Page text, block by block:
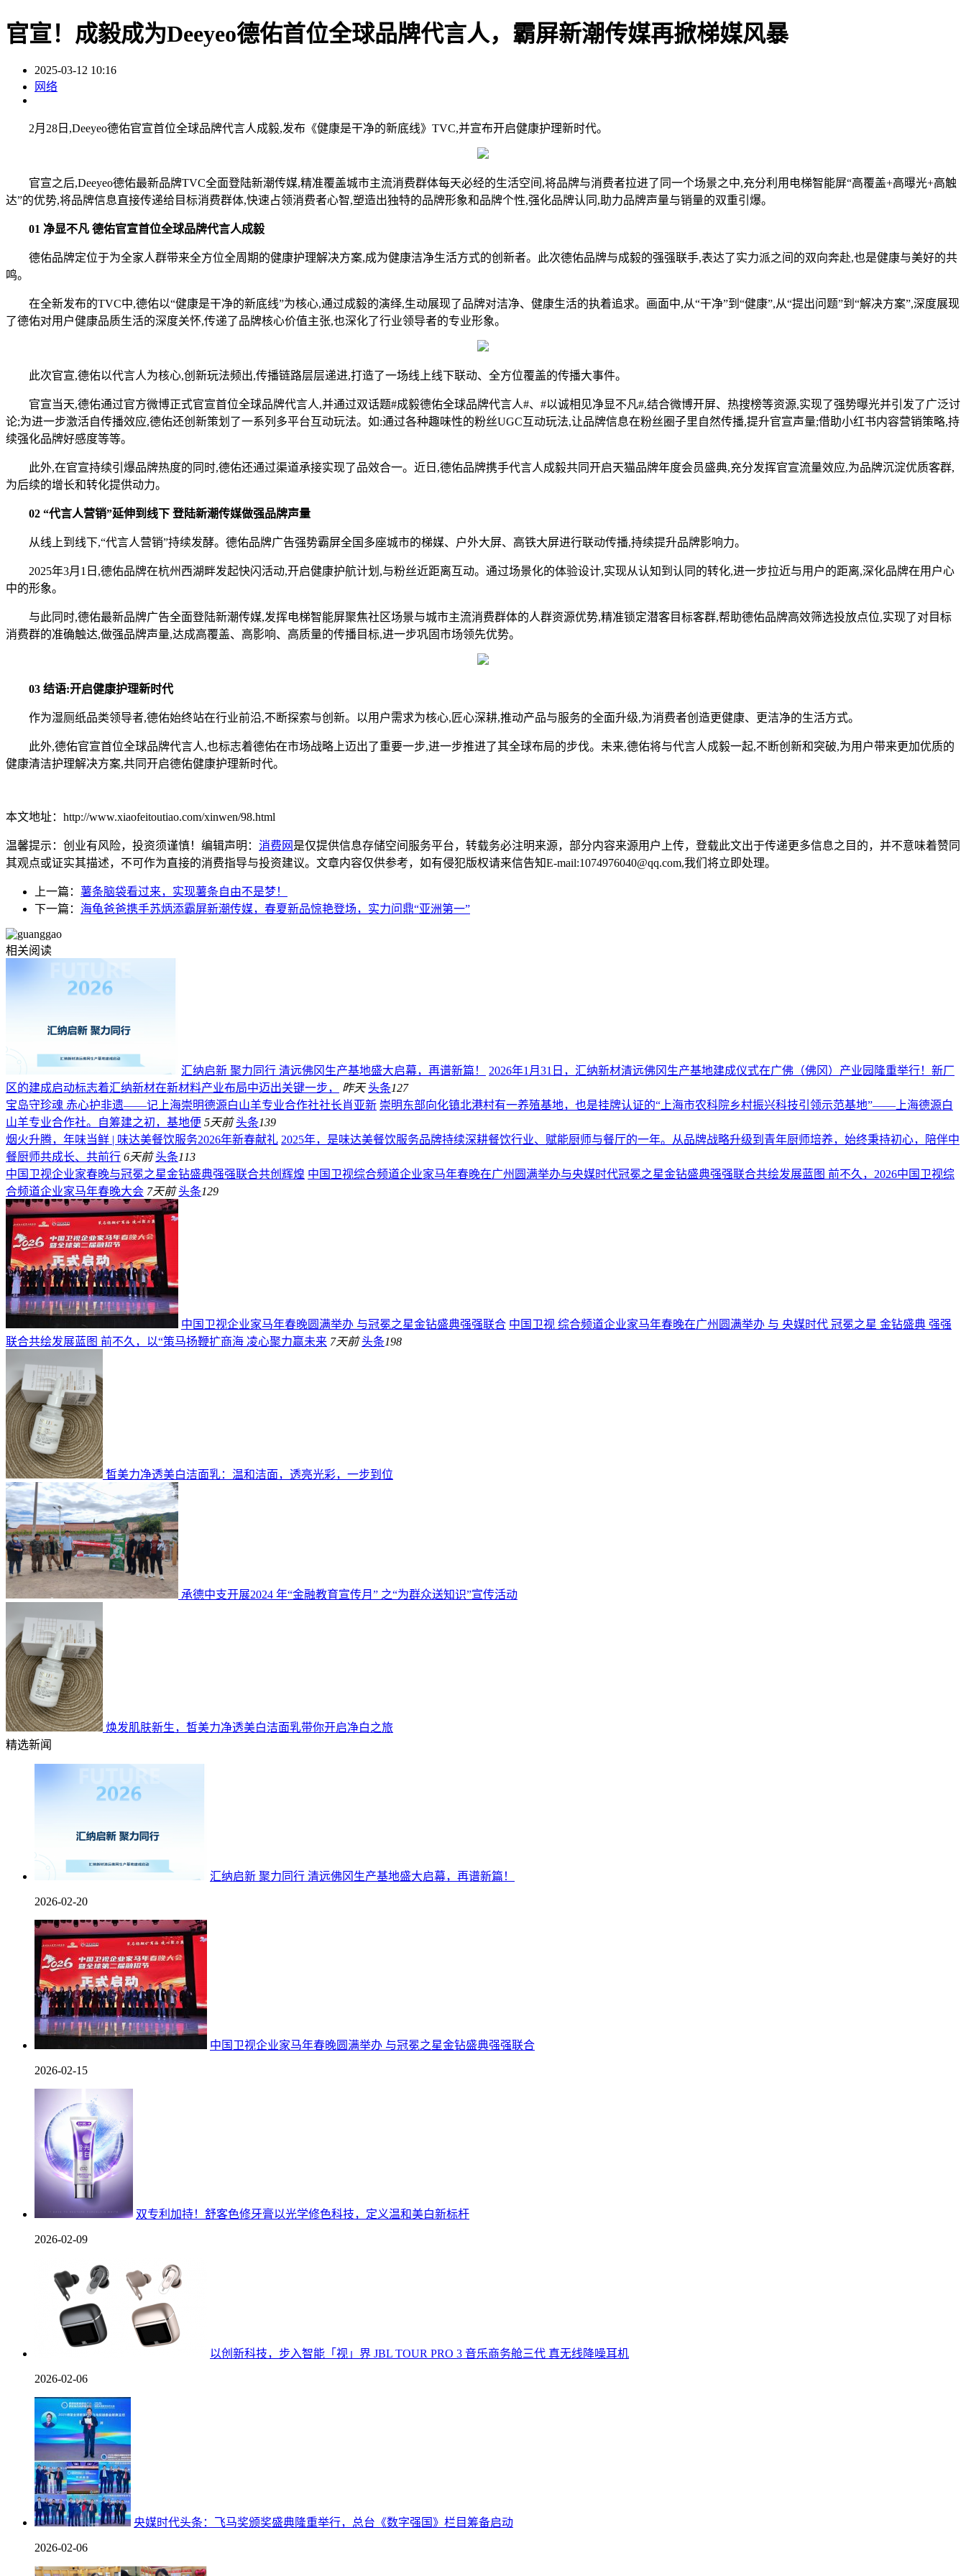
官宣！成毅成为Deeyeo德佑首位全球品牌代言人，霸屏新潮传媒再掀梯媒风暴
2025-03-12 10:16
网络
2月28日,Deeyeo德佑官宣首位全球品牌代言人成毅,发布《健康是干净的新底线》TVC,并宣布开启健康护理新时代。
官宣之后,Deeyeo德佑最新品牌TVC全面登陆新潮传媒,精准覆盖城市主流消费群体每天必经的生活空间,将品牌与消费者拉进了同一个场景之中,充分利用电梯智能屏“高覆盖+高曝光+高触
达”的优势,将品牌信息直接传递给目标消费群体,快速占领消费者心智,塑造出独特的品牌形象和品牌个性,强化品牌认同,助力品牌声量与销量的双重引爆。
01 净显不凡 德佑官宣首位全球品牌代言人成毅
德佑品牌定位于为全家人群带来全方位全周期的健康护理解决方案,成为健康洁净生活方式的创新者。此次德佑品牌与成毅的强强联手,表达了实力派之间的双向奔赴,也是健康与美好的共
鸣。
在全新发布的TVC中,德佑以“健康是干净的新底线”为核心,通过成毅的演绎,生动展现了品牌对洁净、健康生活的执着追求。画面中,从“干净”到“健康”,从“提出问题”到“解决方案”,深度展现
了德佑对用户健康品质生活的深度关怀,传递了品牌核心价值主张,也深化了行业领导者的专业形象。
此次官宣,德佑以代言人为核心,创新玩法频出,传播链路层层递进,打造了一场线上线下联动、全方位覆盖的传播大事件。
官宣当天,德佑通过官方微博正式官宣首位全球品牌代言人,并通过双话题#成毅德佑全球品牌代言人#、#以诚相见净显不凡#,结合微博开屏、热搜榜等资源,实现了强势曝光并引发了广泛讨
论;为进一步激活自传播效应,德佑还创新策划了一系列多平台互动玩法。如:通过各种趣味性的粉丝UGC互动玩法,让品牌信息在粉丝圈子里自然传播,提升官宣声量;借助小红书内容营销策略,持
续强化品牌好感度等等。
此外,在官宣持续引爆品牌热度的同时,德佑还通过渠道承接实现了品效合一。近日,德佑品牌携手代言人成毅共同开启天猫品牌年度会员盛典,充分发挥官宣流量效应,为品牌沉淀优质客群,
为后续的增长和转化提供动力。
02 “代言人营销”延伸到线下 登陆新潮传媒做强品牌声量
从线上到线下,“代言人营销”持续发酵。德佑品牌广告强势霸屏全国多座城市的梯媒、户外大屏、高铁大屏进行联动传播,持续提升品牌影响力。
2025年3月1日,德佑品牌在杭州西湖畔发起快闪活动,开启健康护航计划,与粉丝近距离互动。通过场景化的体验设计,实现从认知到认同的转化,进一步拉近与用户的距离,深化品牌在用户心
中的形象。
与此同时,德佑最新品牌广告全面登陆新潮传媒,发挥电梯智能屏聚焦社区场景与城市主流消费群体的人群资源优势,精准锁定潜客目标客群,帮助德佑品牌高效筛选投放点位,实现了对目标
消费群的准确触达,做强品牌声量,达成高覆盖、高影响、高质量的传播目标,进一步巩固市场领先优势。
03 结语:开启健康护理新时代
作为湿厕纸品类领导者,德佑始终站在行业前沿,不断探索与创新。以用户需求为核心,匠心深耕,推动产品与服务的全面升级,为消费者创造更健康、更洁净的生活方式。
此外,德佑官宣首位全球品牌代言人,也标志着德佑在市场战略上迈出了重要一步,进一步推进了其全球布局的步伐。未来,德佑将与代言人成毅一起,不断创新和突破,为用户带来更加优质的
健康清洁护理解决方案,共同开启德佑健康护理新时代。
本文地址：http://www.xiaofeitoutiao.com/xinwen/98.html
温馨提示：创业有风险，投资须谨慎！编辑声明： 消费网 是仅提供信息存储空间服务平台，转载务必注明来源，部分内容来源用户上传，登载此文出于传递更多信息之目的，并不意味着赞同
其观点或证实其描述，不可作为直接的消费指导与投资建议。文章内容仅供参考，如有侵犯版权请来信告知E-mail:1074976040@qq.com,我们将立即处理。
上一篇： 薯条脑袋看过来，实现薯条自由不是梦！
下一篇： 海龟爸爸携手苏炳添霸屏新潮传媒，春夏新品惊艳登场，实力问鼎“亚洲第一”
相关阅读
汇纳启新 聚力同行 清远佛冈生产基地盛大启幕，再谱新篇！
2026年1月31日，汇纳新材清远佛冈生产基地建成仪式在广佛（佛冈）产业园隆重举行！新厂
区的建成启动标志着汇纳新材在新材料产业布局中迈出关键一步，
昨天 头条127
宝岛守珍魂 赤心护非遗——记上海崇明德源白山羊专业合作社社长肖亚新 崇明东部向化镇北港村有一养殖基地，也是挂牌认证的“上海市农科院乡村振兴科技引领示范基地”——上海德源白
山羊专业合作社。自筹建之初，基地便 5天前 头条139
烟火升腾，年味当鲜 | 味达美餐饮服务2026年新春献礼 2025年，是味达美餐饮服务品牌持续深耕餐饮行业、赋能厨师与餐厅的一年。从品牌战略升级到青年厨师培养，始终秉持初心，陪伴中
餐厨师共成长、共前行 6天前 头条113
中国卫视企业家春晚与冠冕之星金钻盛典强强联合共创辉煌 中国卫视综合频道企业家马年春晚在广州圆满举办与央媒时代冠冕之星金钻盛典强强联合共绘发展蓝图 前不久，2026中国卫视综
合频道企业家马年春晚大会 7天前 头条129
中国卫视企业家马年春晚圆满举办 与冠冕之星金钻盛典强强联合 中国卫视 综合频道企业家马年春晚在广州圆满举办 与 央媒时代 冠冕之星 金钻盛典 强强
联合共绘发展蓝图 前不久，以“策马扬鞭扩商海 凌心聚力赢未来 7天前 头条198
皙美力净透美白洁面乳：温和洁面，透亮光彩，一步到位
承德中支开展2024 年“金融教育宣传月” 之“为群众送知识”宣传活动
焕发肌肤新生，皙美力净透美白洁面乳带你开启净白之旅
精选新闻
汇纳启新 聚力同行 清远佛冈生产基地盛大启幕，再谱新篇！
2026-02-20
中国卫视企业家马年春晚圆满举办 与冠冕之星金钻盛典强强联合
2026-02-15
双专利加持！舒客色修牙膏以光学修色科技，定义温和美白新标杆
2026-02-09
以创新科技，步入智能「视」界 JBL TOUR PRO 3 音乐商务舱三代 真无线降噪耳机
2026-02-06
央媒时代头条：飞马奖颁奖盛典隆重举行，总台《数字强国》栏目筹备启动
2026-02-06